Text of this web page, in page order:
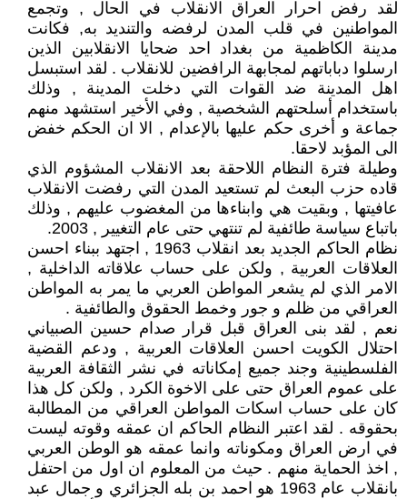
لقد رفض احرار العراق الانقلاب في الحال , وتجمع
المواطنين في قلب المدن لرفضه والتنديد به, فكانت
مدينة الكاظمية من بغداد احد ضحايا الانقلابين الذين
ارسلوا دباباتهم لمجابهة الرافضين للانقلاب . لقد استبسل
اهل المدينة ضد القوات التي دخلت المدينة , وذلك
باستخدام أسلحتهم الشخصية , وفي الأخير استشهد منهم
جماعة و أخرى حكم عليها بالإعدام , الا ان الحكم خفض
الى المؤبد لاحقا.
وطيلة فترة النظام اللاحقة بعد الانقلاب المشؤوم الذي
قاده حزب البعث لم تستعيد المدن التي رفضت الانقلاب
عافيتها , وبقيت هي وابناءها من المغضوب عليهم , وذلك
باتباع سياسة طائفية لم تنتهي حتى عام التغيير , 2003.
نظام الحاكم الجديد بعد انقلاب 1963 , اجتهد ببناء احسن
العلاقات العربية , ولكن على حساب علاقاته الداخلية ,
الامر الذي لم يشعر المواطن العربي ما يمر به المواطن
العراقي من ظلم و جور وخمط الحقوق والطائفية .
نعم , لقد بنى العراق قبل قرار صدام حسين الصبياني
احتلال الكويت احسن العلاقات العربية , ودعم القضية
الفلسطينية وجند جميع إمكاناته في نشر الثقافة العربية
على عموم العراق حتى على الاخوة الكرد , ولكن كل هذا
كان على حساب اسكات المواطن العراقي من المطالبة
بحقوقه . لقد اعتبر النظام الحاكم ان عمقه وقوته ليست
في ارض العراق ومكوناته وانما عمقه هو الوطن العربي
, اخذ الحماية منهم . حيث من المعلوم ان اول من احتفل
بانقلاب عام 1963 هو احمد بن بله الجزائري و جمال عبد